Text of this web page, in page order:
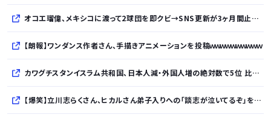
オコエ瑠偉、メキシコに渡って2球団を即クビ→SNS更新が3ヶ月間止まって消息不明に
【朗報】ワンダンス作者さん、手描きアニメーションを投稿ｗｗｗｗｗｗｗｗｗｗ
カワグチスタンイスラム共和国、日本人減・外国人増の絶対数で5位 比率で言えばダントツ
【爆笑】立川志らくさん、ヒカルさん弟子入りへの「談志が泣いてるぞ」を“一言”でピシャリｗｗｗｗｗｗｗｗｗｗ